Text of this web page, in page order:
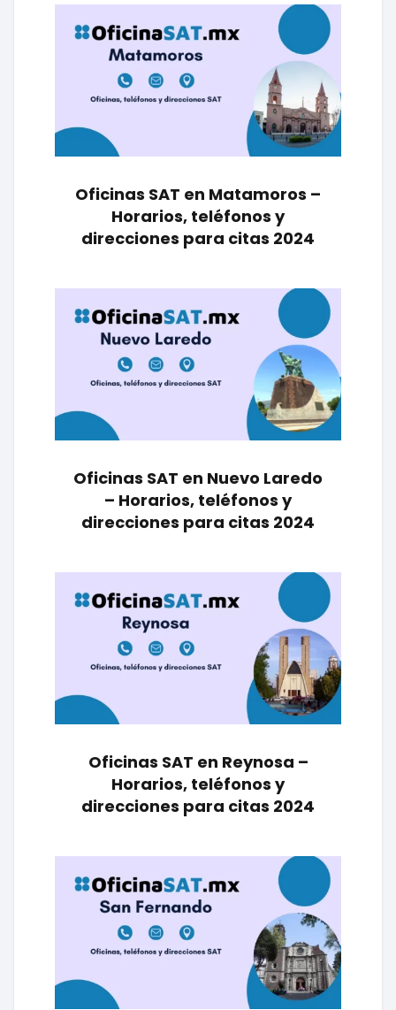
Oficinas SAT en Matamoros –
Horarios, teléfonos y
direcciones para citas 2024
Oficinas SAT en Nuevo Laredo
– Horarios, teléfonos y
direcciones para citas 2024
Oficinas SAT en Reynosa –
Horarios, teléfonos y
direcciones para citas 2024